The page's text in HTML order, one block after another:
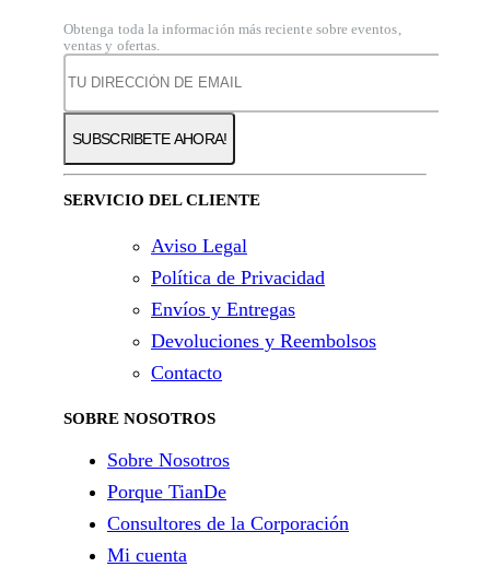
Obtenga toda la información más reciente sobre eventos,
ventas y ofertas.
SERVICIO DEL CLIENTE
Aviso Legal
Política de Privacidad
Envíos y Entregas
Devoluciones y Reembolsos
Contacto
SOBRE NOSOTROS
Sobre Nosotros
Porque TianDe
Consultores de la Corporación
Mi cuenta